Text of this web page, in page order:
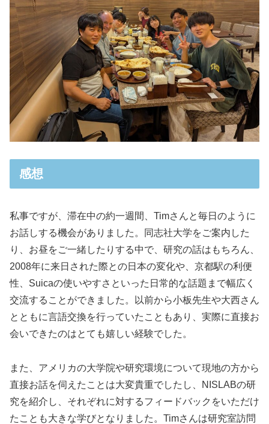
感想
私事ですが、滞在中の約一週間、Timさんと毎日のように
お話しする機会がありました。同志社大学をご案内した
り、お昼をご一緒したりする中で、研究の話はもちろん、
2008年に来日された際との日本の変化や、京都駅の利便
性、Suicaの使いやすさといった日常的な話題まで幅広く
交流することができました。以前から小板先生や大西さん
とともに言語交換を行っていたこともあり、実際に直接お
会いできたのはとても嬉しい経験でした。
また、アメリカの大学院や研究環境について現地の方から
直接お話を伺えたことは大変貴重でしたし、NISLABの研
究を紹介し、それぞれに対するフィードバックをいただけ
たことも大きな学びとなりました。Timさんは研究室訪問